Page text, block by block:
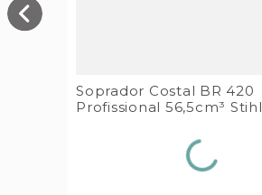
Soprador Costal BR 420
Profissional 56,5cm³ Stihl